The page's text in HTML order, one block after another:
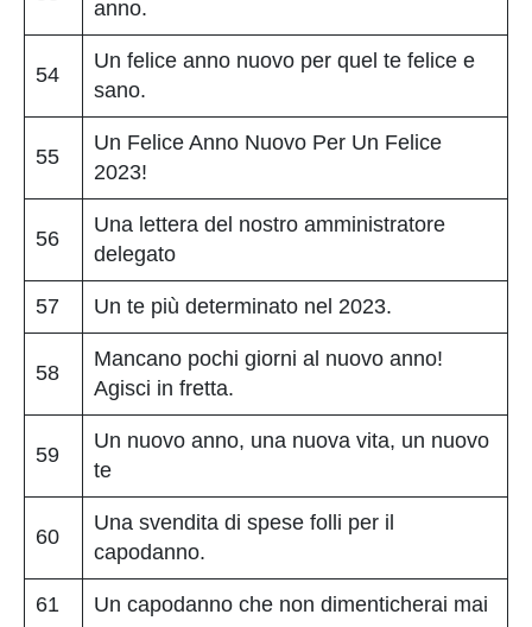
anno.
54
Un felice anno nuovo per quel te felice e
sano.
55
Un Felice Anno Nuovo Per Un Felice
2023!
56
Una lettera del nostro amministratore
delegato
57 Un te più determinato nel 2023.
58
Mancano pochi giorni al nuovo anno!
Agisci in fretta.
59
Un nuovo anno, una nuova vita, un nuovo
te
60
Una svendita di spese folli per il
capodanno.
61 Un capodanno che non dimenticherai mai